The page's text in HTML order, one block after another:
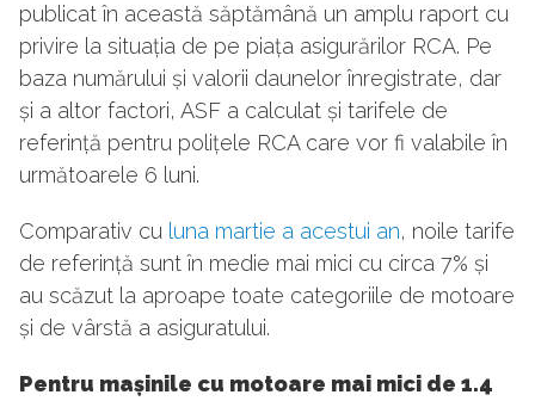
publicat în această săptămână un amplu raport cu
privire la situația de pe piața asigurărilor RCA. Pe
baza numărului și valorii daunelor înregistrate, dar
și a altor factori, ASF a calculat și tarifele de
referință pentru polițele RCA care vor fi valabile în
următoarele 6 luni.
Comparativ cu luna martie a acestui an, noile tarife
de referință sunt în medie mai mici cu circa 7% și
au scăzut la aproape toate categoriile de motoare
și de vârstă a asiguratului.
Pentru mașinile cu motoare mai mici de 1.4